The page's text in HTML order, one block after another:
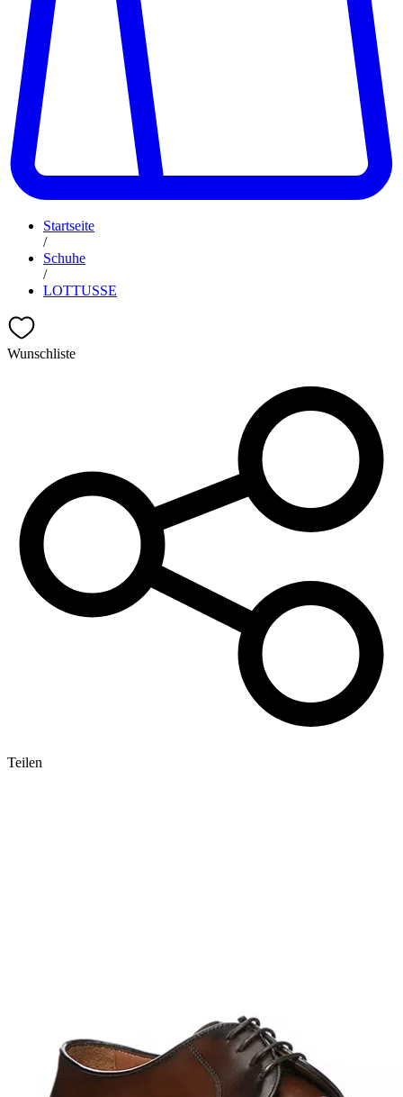
Startseite
/
Schuhe
/
LOTTUSSE
Wunschliste
Teilen